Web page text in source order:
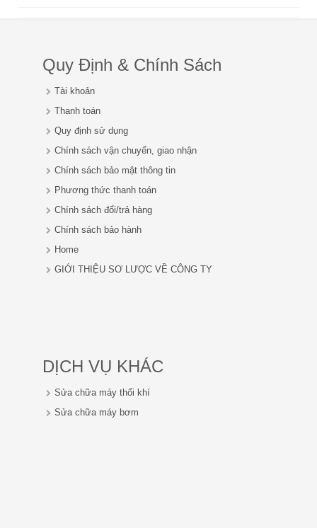
Quy Định & Chính Sách
Tài khoản
Thanh toán
Quy định sử dụng
Chính sách vận chuyển, giao nhận
Chính sách bảo mật thông tin
Phương thức thanh toán
Chính sách đổi/trả hàng
Chính sách bảo hành
Home
GIỚI THIỆU SƠ LƯỢC VỀ CÔNG TY
DỊCH VỤ KHÁC
Sửa chữa máy thổi khí
Sửa chữa máy bơm